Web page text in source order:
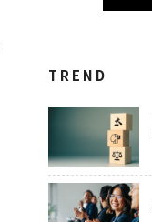
TREND